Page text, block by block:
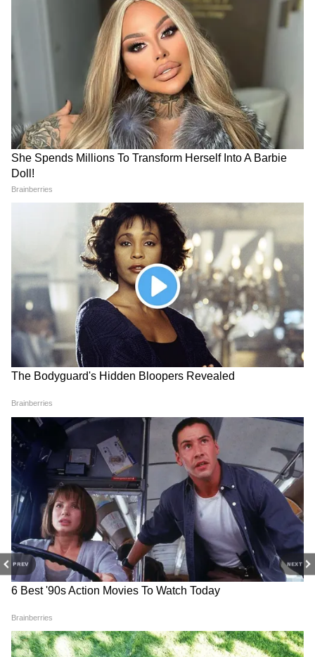
PREV NEXT
आधी रात का मिशन: रावलपिंडी में लैंड हुए ईरानी
सस्पेंस तब शुरू हुआ जब CBS News की एक रिपोर्ट में
दावा किया गया कि राष्ट्रपति डोनाल्ड ट्रंप द्वारा अप्रैल में
सीज़फ़ायर की घोषणा के तुरंत बाद, ईरान ने अपनी
वायुसेना की बची-कुची ताकत को बचाने के लिए एक
'सीक्रेट ऑपरेशन' चलाया। रिपोर्ट के मुताबिक, ईरान ने
अपने कई मिलिट्री विमानों को रावलपिंडी स्थित पाकिस्तान
एयर फ़ोर्स के नूर खान बेस पर भेज दिया। इन विमानों में
सबसे अहम RC-130 था—जो एक टोही और जासूसी
विमान है। सवाल यह उठता है कि क्या पाकिस्तान ने
जानबूझकर अमेरिका की आंखों में धूल झोंकी?
Related Articles
US Iran बातचीत में क्यों अटका है समझौता? 14 पॉइंट
प्रस्ताव से लेकर होर्मुज तक पूरा मामला समझिए
Top 10 Morning News: NEET जांच से IPL ड्रामे तक,
सुबह की वो 10 बड़ी खबरें जिन्होंने दुनिया को चौंकाया
3
7